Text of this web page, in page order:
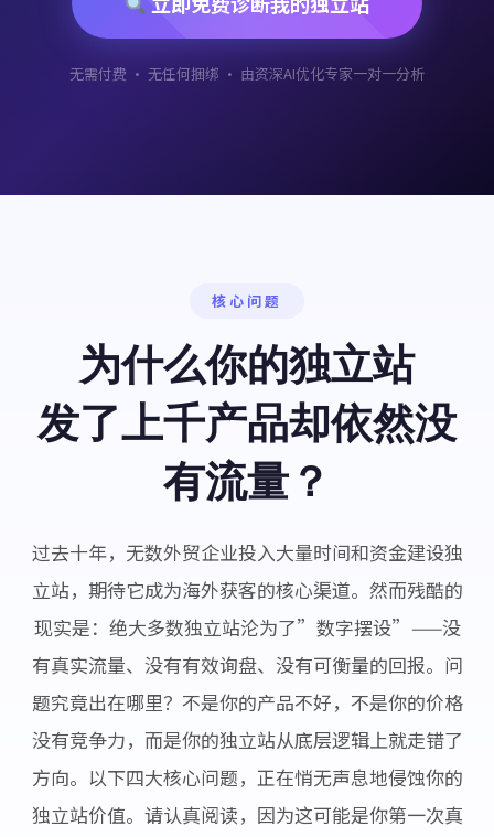
无需付费 · 无任何捆绑 · 由资深AI优化专家一对一分析
核心问题
为什么你的独立站
发了上千产品却依然没
有流量？
过去十年，无数外贸企业投入大量时间和资金建设独
立站，期待它成为海外获客的核心渠道。然而残酷的
现实是：绝大多数独立站沦为了”数字摆设”——没
有真实流量、没有有效询盘、没有可衡量的回报。问
题究竟出在哪里？不是你的产品不好，不是你的价格
没有竞争力，而是你的独立站从底层逻辑上就走错了
方向。以下四大核心问题，正在悄无声息地侵蚀你的
独立站价值。请认真阅读，因为这可能是你第一次真